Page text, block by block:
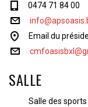
0474 71 84 00
Email du
SALLE
Salle des sports